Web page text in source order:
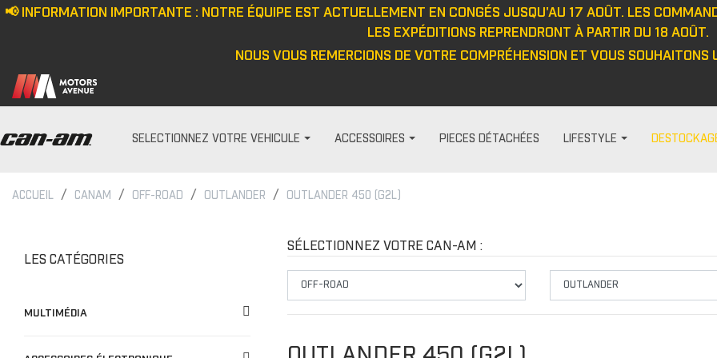
📢 INFORMATION IMPORTANTE : NOTRE ÉQUIPE EST ACTUELLEMENT EN CONGÉS JUSQU'AU 17 AOÛT. LES
LES EXPÉDITIONS REPRENDRONT À PARTIR DU 18 AOÛT.
NOUS VOUS REMERCIONS DE VOTRE COMPRÉHENSION ET VOUS
SELECTIONNEZ VOTRE VEHICULE ACCESSOIRES
Écran anti-vent
Demi pare-brise
Pare-brise
Visières
Barre anti-intrusion
Fenêtres
PIECES DÉTACHÉES LIFESTYLE
Casquette/bonnet
Veste
Pantalon
Pantalon
Haut
Cagoule/tour de cou
Veste
Pantalon
ACCUEIL CANAM OFF-ROAD OUTLANDER OUTLANDER 450 (G2L)
LES CATÉGORIES
MULTIMÉDIA
SÉLECTIONNEZ VOTRE CAN-AM :